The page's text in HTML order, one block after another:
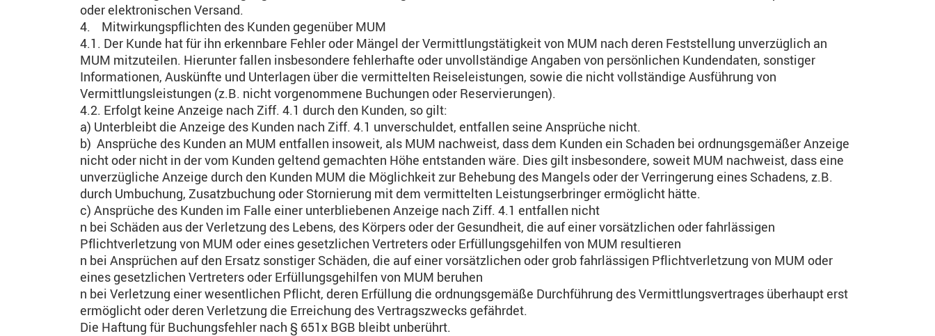
oder elektronischen Versand.
4. Mitwirkungspflichten des Kunden gegenüber MUM
4.1. Der Kunde hat für ihn erkennbare Fehler oder Mängel der Vermittlungstätigkeit von MUM nach deren Feststellung unverzüglich an
MUM mitzuteilen. Hierunter fallen insbesondere fehlerhafte oder unvollständige Angaben von persönlichen Kundendaten, sonstiger
Informationen, Auskünfte und Unterlagen über die vermittelten Reiseleistungen, sowie die nicht vollständige Ausführung von
Vermittlungsleistungen (z.B. nicht vorgenommene Buchungen oder Reservierungen).
4.2. Erfolgt keine Anzeige nach Ziff. 4.1 durch den Kunden, so gilt:
a) Unterbleibt die Anzeige des Kunden nach Ziff. 4.1 unverschuldet, entfallen seine Ansprüche nicht.
b) Ansprüche des Kunden an MUM entfallen insoweit, als MUM nachweist, dass dem Kunden ein Schaden bei ordnungsgemäßer Anzeige
nicht oder nicht in der vom Kunden geltend gemachten Höhe entstanden wäre. Dies gilt insbesondere, soweit MUM nachweist, dass eine
unverzügliche Anzeige durch den Kunden MUM die Möglichkeit zur Behebung des Mangels oder der Verringerung eines Schadens, z.B.
durch Umbuchung, Zusatzbuchung oder Stornierung mit dem vermittelten Leistungserbringer ermöglicht hätte.
c) Ansprüche des Kunden im Falle einer unterbliebenen Anzeige nach Ziff. 4.1 entfallen nicht
n bei Schäden aus der Verletzung des Lebens, des Körpers oder der Gesundheit, die auf einer vorsätzlichen oder fahrlässigen
Pflichtverletzung von MUM oder eines gesetzlichen Vertreters oder Erfüllungsgehilfen von MUM resultieren
n bei Ansprüchen auf den Ersatz sonstiger Schäden, die auf einer vorsätzlichen oder grob fahrlässigen Pflichtverletzung von MUM oder
eines gesetzlichen Vertreters oder Erfüllungsgehilfen von MUM beruhen
n bei Verletzung einer wesentlichen Pflicht, deren Erfüllung die ordnungsgemäße Durchführung des Vermittlungsvertrages überhaupt erst
ermöglicht oder deren Verletzung die Erreichung des Vertragszwecks gefährdet.
Die Haftung für Buchungsfehler nach § 651x BGB bleibt unberührt.